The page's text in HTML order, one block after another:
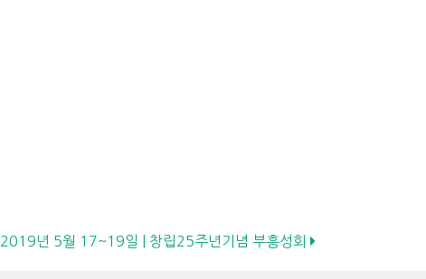
2019년 5월 17~19일 | 창립25주년기념 부흥성회